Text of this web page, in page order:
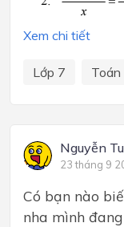
Xem chi tiết
Lớp 7 Toán
Nguyễn
23 tháng 9
Có bạn nào
nha mình